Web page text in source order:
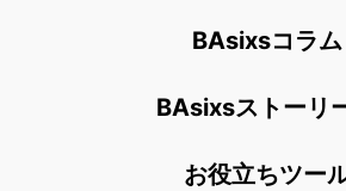
BAsixsコラム
BAsixsストーリ
お役立ちツー